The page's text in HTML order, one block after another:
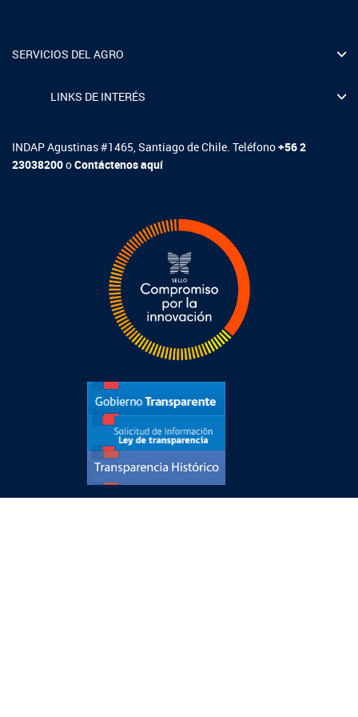
SERVICIOS DEL AGRO
LINKS DE INTERÉS
INDAP Agustinas #1465, Santiago de Chile. Teléfono+56 2
23038200oContáctenos aquí